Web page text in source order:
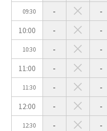
09:30 - -
10:00
- -
10:30 - -
11:00
- -
11:30 - -
12:00
- -
12:30 - -
こちらの 会議室
以下からお
人数／レイアウト
スクール
2名掛け
3